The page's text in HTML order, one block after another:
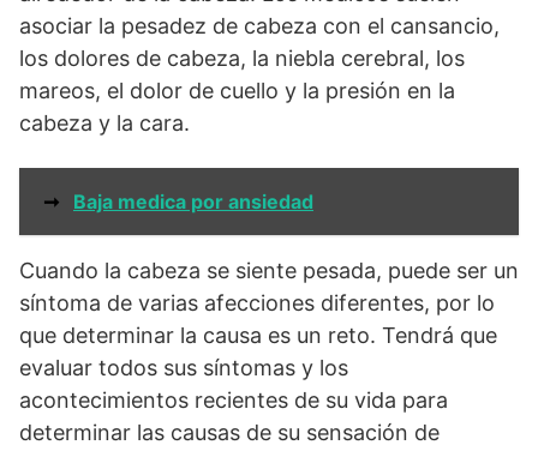
asociar la pesadez de cabeza con el cansancio,
los dolores de cabeza, la niebla cerebral, los
mareos, el dolor de cuello y la presión en la
cabeza y la cara.
➞ Baja medica por ansiedad
Cuando la cabeza se siente pesada, puede ser un
síntoma de varias afecciones diferentes, por lo
que determinar la causa es un reto. Tendrá que
evaluar todos sus síntomas y los
acontecimientos recientes de su vida para
determinar las causas de su sensación de